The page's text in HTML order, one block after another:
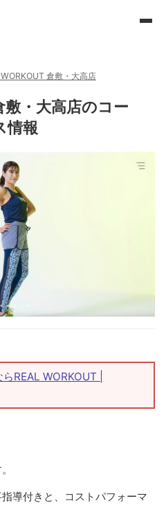
WORKOUT 倉敷・大高店
敷・大高店のコー
情報
REAL WORKOUT |
導付きと、コストパフォーマ